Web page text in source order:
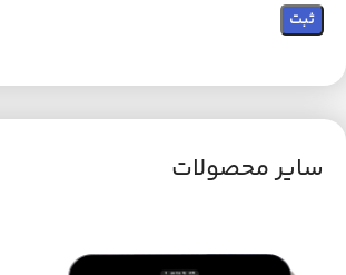
سایر محصولات